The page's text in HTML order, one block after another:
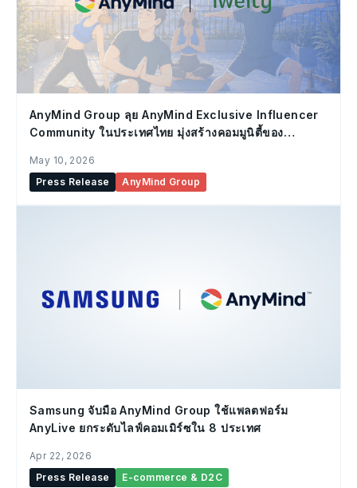
AnyMind Group ลุย AnyMind Exclusive Influencer
Community ในประเทศไทย มุ่งสร้างคอมมูนิตี้ของ
May 10, 2026
Press Release
AnyMind Group
Samsung จับมือ AnyMind Group ใช้แพลตฟอร์ม
AnyLive ยกระดับไลฟ์คอมเมิร์ซใน 8 ประเทศ
Apr 22, 2026
Press Release
E-commerce & D2C